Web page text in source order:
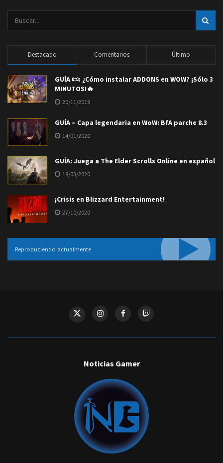
Destacado Comentarios Último
GUÍA 📜: ¿Cómo instalar ADDONS en WOW? ¡Sólo 3
MINUTOS!🔥
20/11/2019
GUÍA – Capa legendaria en WoW: BfA parche 8.3
14/01/2020
GUÍA: Juega a The Elder Scrolls Online en español
18/03/2020
¡Crisis en Blizzard Entertainment!
27/10/2020
Reproduciendo actualmente
Noticias Gamer